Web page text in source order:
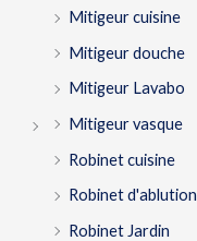
Mitigeur cuisine
Mitigeur douche
Mitigeur Lavabo
Mitigeur vasque
Robinet cuisine
Robinet d'ablution
Robinet Jardin